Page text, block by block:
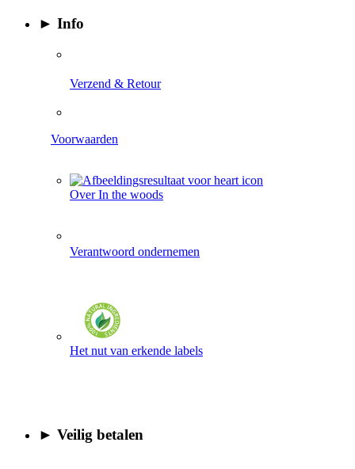
► Info
Verzend & Retour
Voorwaarden
Over In the woods
Verantwoord ondernemen
Het nut van erkende labels
► Veilig betalen